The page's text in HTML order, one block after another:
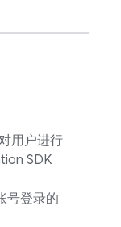
用户进行
SDK
号登录的